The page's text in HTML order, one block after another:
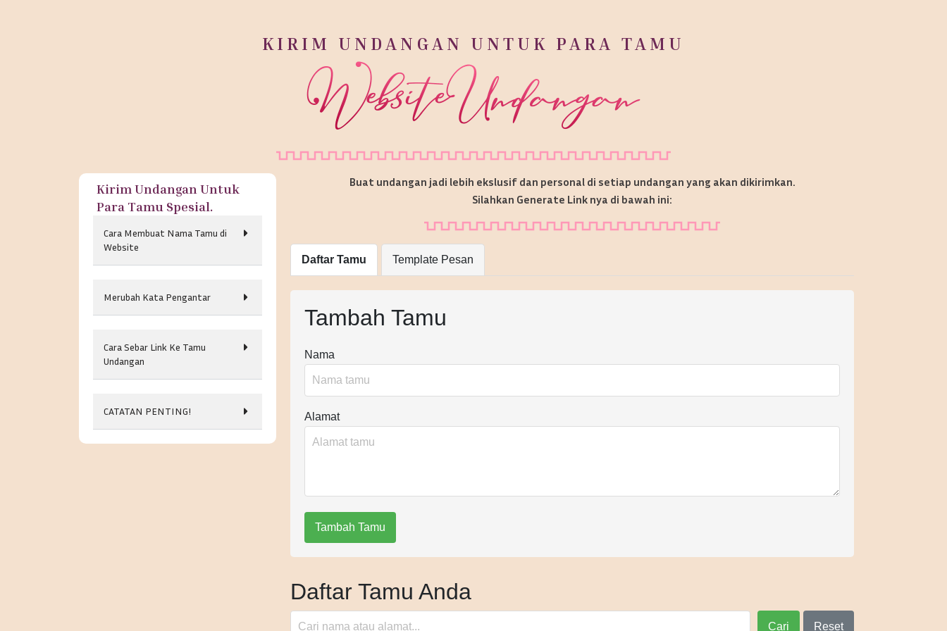
KIRIM UNDANGAN UNTUK PARA TAMU
Kirim Undangan Untuk
Para Tamu Spesial.
Cara Membuat Nama Tamu di
Website
Merubah Kata Pengantar
Cara Sebar Link Ke Tamu
Undangan
CATATAN PENTING!
Buat undangan jadi lebih ekslusif dan personal di setiap undangan yang akan dikirimkan.
Silahkan Generate Link nya di bawah ini:
Daftar Tamu Template Pesan
Tambah Tamu
Nama
Alamat
Tambah Tamu
Daftar Tamu Anda
Cari Reset